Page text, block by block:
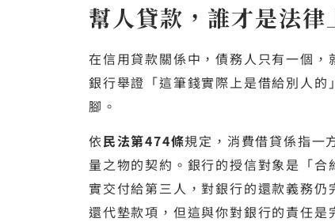
幫人貸款，誰才是法律
在信用貸款關係中，債務人只有一個
銀行舉證「這筆錢實際上是借給別人
腳。
依民法第474條規定，消費借貸係指一
量之物的契約。銀行的授信對象是「
實交付給第三人，對銀行的還款義務
還代墊款項，但這與你對銀行的責任是